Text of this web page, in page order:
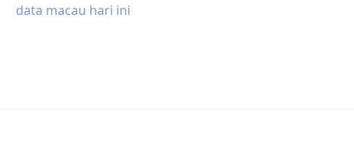
data macau hari ini